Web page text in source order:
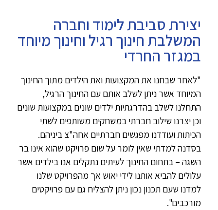
יצירת סביבת לימוד וחברה
המשלבת חינוך רגיל וחינוך מיוחד
במגזר החרדי
"לאחר שבחנו את המקצועות ואת הילדים מתוך החינוך
המיוחד אשר ניתן לשלב אותם עם החינוך הרגיל,
התחלנו לשלב בהדרגתיות ילדים שונים במקצועות שונים
וכן יצרנו שילוב חברתי במשחקים משותפים לשתי
הכיתות ועודדנו מפגשים חברתיים אחה"צ ביניהם.
בסדנה למדתי שאין לומר על שום פרויקט שהוא אינו בר
השגה – בתחום החינוך לעיתים נתקלים אנו בילדים אשר
עלולים להביא אותנו לידי יאוש אך מהפרויקט שלנו
למדנו שעם תכנון נכון ניתן להצליח גם עם פרויקטים
מורכבים".